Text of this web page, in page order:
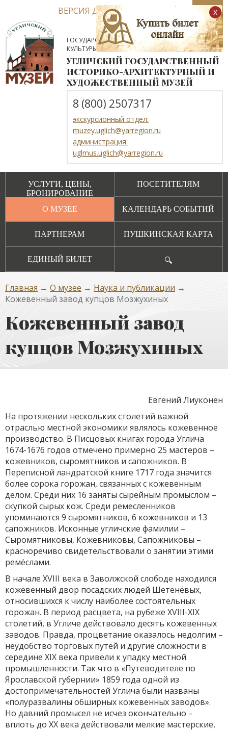
ВЕРСИЯ ДЛЯ СЛАБОВИДЯЩИХ
ГОСУДАРСТВЕННОЕ АВТОНОМНОЕ УЧРЕЖДЕНИЕ
КУЛЬТУРЫ ЯРОСЛАВСКОЙ ОБЛАСТИ
УГЛИЧСКИЙ ГОСУДАРСТВЕННЫЙ
ИСТОРИКО-АРХИТЕКТУРНЫЙ И
ХУДОЖЕСТВЕННЫЙ МУЗЕЙ
8 (800) 2507317
экскурсионный отдел:
muzey.uglich@yarregion.ru
администрация:
uglmus.uglich@yarregion.ru
УСЛУГИ, ЦЕНЫ,
БРОНИРОВАНИЕ
ПОСЕТИТЕЛЯМ
О МУЗЕЕ КАЛЕНДАРЬ СОБЫТИЙ
ПАРТНЕРАМ ПУШКИНСКАЯ КАРТА
ЕДИНЫЙ БИЛЕТ 🔍
Главная → О музее → Наука и публикации →
Кожевенный завод купцов Мозжухиных
Кожевенный завод
купцов Мозжухиных
Евгений Лиуконен
На протяжении нескольких столетий важной
отраслью местной экономики являлось кожевенное
производство. В Писцовых книгах города Углича
1674-1676 годов отмечено примерно 25 мастеров –
кожевников, сыромятников и сапожников. В
Переписной ландратской книге 1717 года значится
более сорока горожан, связанных с кожевенным
делом. Среди них 16 заняты сырейным промыслом –
скупкой сырых кож. Среди ремесленников
упоминаются 9 сыромятников, 6 кожевников и 13
сапожников. Исконные угличские фамилии –
Сыромятниковы, Кожевниковы, Сапожниковы –
красноречиво свидетельствовали о занятии этими
ремёслами.
В начале XVIII века в Заволжской слободе находился
кожевенный двор посадских людей Шетенёвых,
относившихся к числу наиболее состоятельных
горожан. В период расцвета, на рубеже XVIII-XIX
столетий, в Угличе действовало десять кожевенных
заводов. Правда, процветание оказалось недолгим –
неудобство торговых путей и другие сложности в
середине XIX века привели к упадку местной
промышленности. Так что в «Путеводителе по
Ярославской губернии» 1859 года одной из
достопримечательностей Углича были названы
«полуразвалины обширных кожевенных заводов».
Но давний промысел не исчез окончательно –
вплоть до ХХ века действовали мелкие мастерские,
x